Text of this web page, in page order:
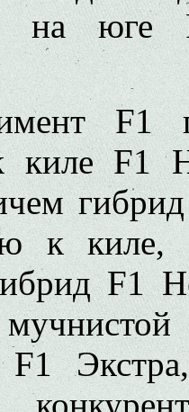
на юге
F1
киле F1
к
F1